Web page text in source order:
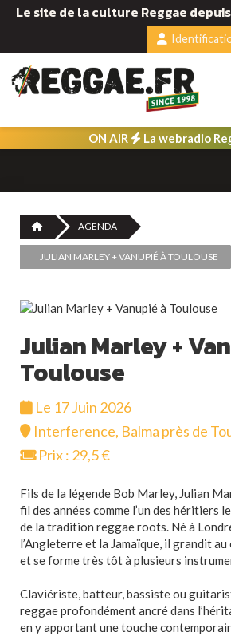
Le site de la culture Reggae
ON AIR La webradio
AGENDA
JULIAN MARLEY + VANUPIÉ À TOULOUSE
Julian Marley +
Toulouse
Le 17 Juin 2026
Interference, Balma près de
Prix : 29,5 €
Fils de la légende Bob Marley, Julian
fil des années comme l’un des héritiers
de la tradition reggae roots. Né à
l’Angleterre et la Jamaïque, il grandit
et se forme très tôt à plusieurs
Claviériste, batteur, bassiste ou
reggae profondément ancré dans
en y apportant une touche